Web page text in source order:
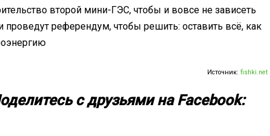
второй мини-ГЭС, чтобы и вовсе не зависеть
проведут референдум, чтобы решить: оставить всё, как
Источник:fishki.net
с друзьями на Facebook: